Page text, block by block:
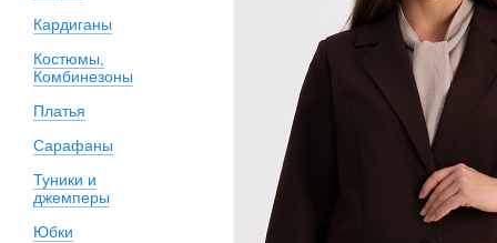
Кардиганы
Костюмы,
Комбинезоны
Платья
Сарафаны
Туники и
джемперы
Юбки